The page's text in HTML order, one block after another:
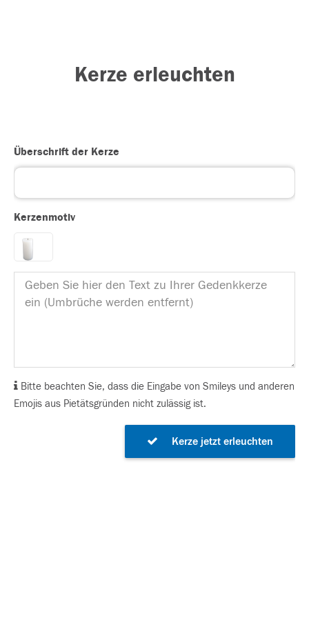
Kerze erleuchten
Überschrift der Kerze
Kerzenmotiv
Bitte beachten Sie, dass die Eingabe von Smileys und anderen
Emojis aus Pietätsgründen nicht zulässig ist.
Kerze jetzt erleuchten